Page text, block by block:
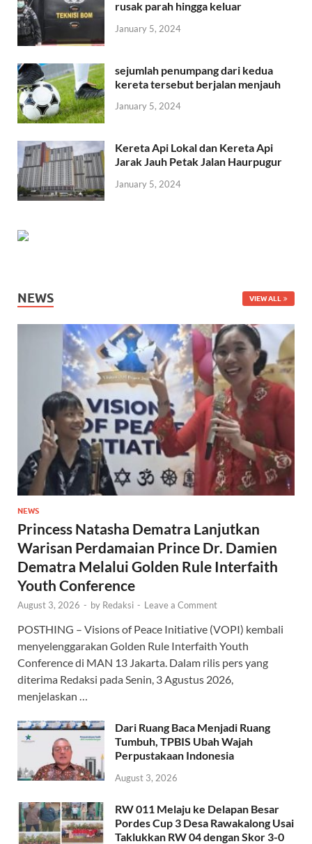
rusak parah hingga keluar
January 5, 2024
sejumlah penumpang dari kedua
kereta tersebut berjalan menjauh
January 5, 2024
Kereta Api Lokal dan Kereta Api
Jarak Jauh Petak Jalan Haurpugur
January 5, 2024
NEWS VIEW ALL
NEWS
Princess Natasha Dematra Lanjutkan
Warisan Perdamaian Prince Dr. Damien
Dematra Melalui Golden Rule Interfaith
Youth Conference
August 3, 2026 - by Redaksi - Leave a Comment
POSTHING – Visions of Peace Initiative (VOPI) kembali
menyelenggarakan Golden Rule Interfaith Youth
Conference di MAN 13 Jakarta. Dalam rilis pers yang
diterima Redaksi pada Senin, 3 Agustus 2026,
menjelaskan …
Dari Ruang Baca Menjadi Ruang
Tumbuh, TPBIS Ubah Wajah
Perpustakaan Indonesia
August 3, 2026
RW 011 Melaju ke Delapan Besar
Pordes Cup 3 Desa Rawakalong Usai
Taklukkan RW 04 dengan Skor 3-0